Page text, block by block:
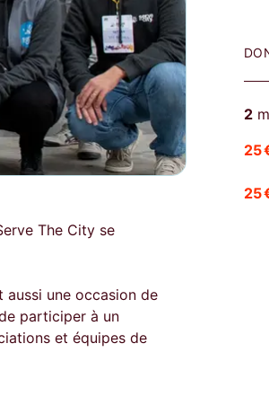
The City se
aussi une occasion de
participer à un
et équipes de
2
25
25